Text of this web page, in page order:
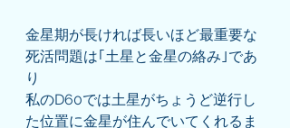
金星期が長ければ長いほど最重要な
死活問題は｢土星と金星の絡み｣であ
り
私のD60では土星がちょうど逆行し
た位置に金星が住んでいてくれるま